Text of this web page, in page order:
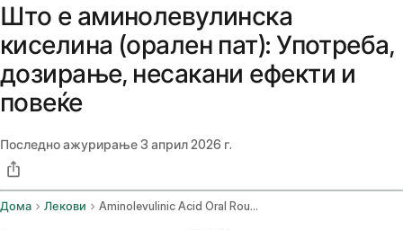
Што е аминолевулинска
киселина (орален пат): Употреба,
дозирање, несакани ефекти и
повеќе
Последно ажурирање3 април 2026 г.
Дома Лекови Aminolevulinic Acid Oral Route